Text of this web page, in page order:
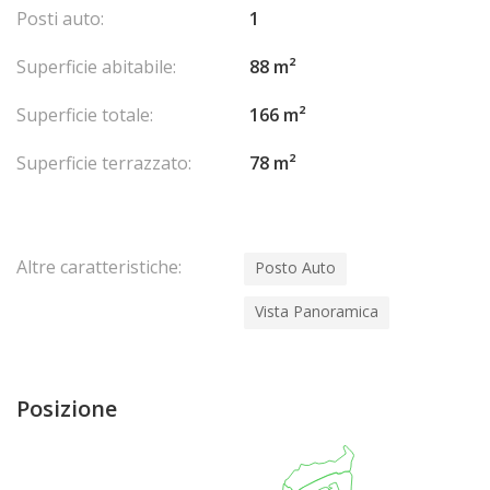
Posti auto:
1
Superficie abitabile:
88 m²
Superficie totale:
166 m²
Superficie terrazzato:
78 m²
Altre caratteristiche: Posto Auto
Vista Panoramica
Posizione